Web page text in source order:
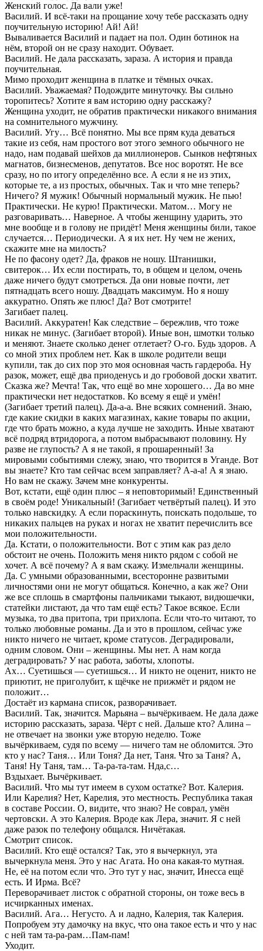
Женский голос. Да вали уже!
Василий. И всё-таки на прощание хочу тебе рассказать одну
поучительную историю! Ай! Ай!
Вываливается Василий и падает на пол. Один ботинок на
нём, второй он не сразу находит. Обувает.
Василий. Не дала рассказать, зараза. А история и правда
поучительная.
Мимо проходит женщина в платке и тёмных очках.
Василий. Уважаемая? Подождите минуточку. Вы сильно
торопитесь? Хотите я вам историю одну расскажу?
Женщина уходит, не обратив практически никакого внимания
на сомнительного мужчину.
Василий. Угу… Всё понятно. Мы все прям куда деваться
такие из себя, нам простого вот этого земного обычного не
надо, нам подавай шейхов да миллионеров. Сынков нефтяных
магнатов, бизнесменов, депутатов. Все нос воротят. Не все
сразу, но по итогу определённо все. А если я не из этих,
которые те, а из простых, обычных. Так и что мне теперь?
Ничего? Я мужик! Обычный нормальный мужик. Не пью!
Практически. Не курю! Практически. Матом… Могу не
разговаривать… Наверное. А чтобы женщину ударить, это
мне вообще и в голову не придёт! Меня женщины били, такое
случается… Периодически. А я их нет. Ну чем не жених,
скажите мне на милость?
Не по фасону одет? Да, фраков не ношу. Штанишки,
свитерок… Их если постирать, то, в общем и целом, очень
даже ничего будут смотреться. Да они новые почти, лет
пятнадцать всего ношу. Двадцать максимум. Но я ношу
аккуратно. Опять же плюс! Да? Вот смотрите!
Загибает палец.
Василий. Аккуратен! Как следствие – бережлив, что тоже
никак не минус. (Загибает второй). Иные вон, шмотки только
и меняют. Знаете сколько денег отлетает? О-го. Будь здоров. А
со мной этих проблем нет. Как в школе родители вещи
купили, так до сих пор это моя основная часть гардероба. Ну
разок, может, ещё два приоденусь и до гробовой доски хватит.
Сказка же? Мечта! Так, что ещё во мне хорошего… Да во мне
практически нет недостатков. Ко всему я ещё и умён!
(Загибает третий палец). Да-а-а. Вне всяких сомнений. Знаю,
где какие скидки в каких магазинах, какие товары по акции,
где что брать можно, а куда лучше не заходить. Иные хватают
всё подряд втридорога, а потом выбрасывают половину. Ну
разве не глупость? А я не такой, я прошаренный! За
мировыми событиями слежу, знаю, что творится в Уганде. Вот
вы знаете? Кто там сейчас всем заправляет? А-а-а! А я знаю.
Но вам не скажу. Зачем мне конкуренты.
Вот, кстати, ещё один плюс – я неповторимый! Единственный
в своём роде! Уникальный! (Загибает четвёртый палец). И это
только навскидку. А если пораскинуть, поискать подольше, то
никаких пальцев на руках и ногах не хватит перечислить все
мои положительности.
Да. Кстати, о положительности. Вот с этим как раз дело
обстоит не очень. Положить меня никто рядом с собой не
хочет. А всё почему? А я вам скажу. Измельчали женщины.
Да. С умными образованными, всесторонне развитыми
личностями они не могут общаться. Конечно, а как же? Они
же все сплошь в смартфоны пальчиками тыкают, видюшечки,
статейки листают, да что там ещё есть? Такое всякое. Если
музыка, то два притопа, три прихлопа. Если что-то читают, то
только любовные романы. Да и это в прошлом, сейчас уже
никто ничего не читает, кроме статусов. Деградировали,
одним словом. Они – женщины. Мы нет. А нам когда
деградировать? У нас работа, заботы, хлопоты.
Ах… Суетишься — суетишься… И никто не оценит, никто не
приютит, не приголубит, к щёчке не прижмёт и рядом не
положит…
Достаёт из кармана список, разворачивает.
Василий. Так, значится. Марьяна – вычёркиваем. Не дала даже
историю рассказать, зараза. Чёрт с ней. Дальше кто? Алина –
не отвечает на звонки уже вторую неделю. Тоже
вычёркиваем, судя по всему — ничего там не обломится. Это
кто у нас? Таня… Или Тоня? Да нет, Таня. Что за Таня? А,
Таня! Ну Таня, там… Та-ра-та-там. Нда,с…
Вздыхает. Вычёркивает.
Василий. Что мы тут имеем в сухом остатке? Вот. Калерия.
Или Карелия? Нет, Карелия, это местность. Республика такая
в составе России. О, видите, что знаю? Не соврал, умён
чертовски. А это Калерия. Вроде как Лера, значит. Я с ней
даже разок по телефону общался. Ничётакая.
Смотрит список.
Василий. Кто ещё остался? Так, это я вычеркнул, эта
вычеркнула меня. Это у нас Агата. Но она какая-то мутная.
Не, её на потом если что. Это тут у нас, значит, Инесса ещё
есть. И Ирма. Всё?
Переворачивает листок с обратной стороны, он тоже весь в
исчирканных именах.
Василий. Ага… Негусто. А и ладно, Калерия, так Калерия.
Попробуем эту дамочку на вкус, что она такое есть и что у нас
с ней там та-ра-рам…Пам-пам!
Уходит.